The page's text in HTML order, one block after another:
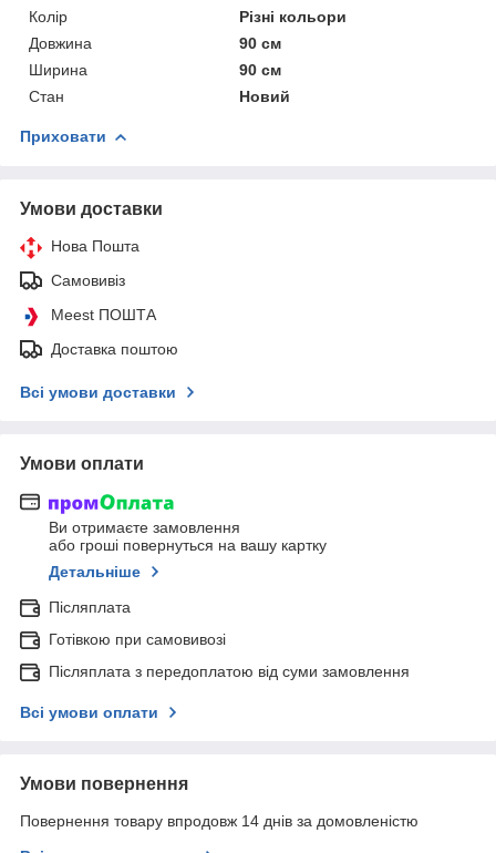
Колір
Різні кольори
Довжина
90 см
Ширина
90 см
Стан
Новий
Приховати
Умови доставки
Нова Пошта
Самовивіз
Meest ПОШТА
Доставка поштою
Всі умови доставки
Умови оплати
Ви отримаєте замовлення
або гроші повернуться на вашу картку
Детальніше
Післяплата
Готівкою при самовивозі
Післяплата з передоплатою від суми замовлення
Всі умови оплати
Умови повернення
Повернення товару впродовж 14 днів за домовленістю